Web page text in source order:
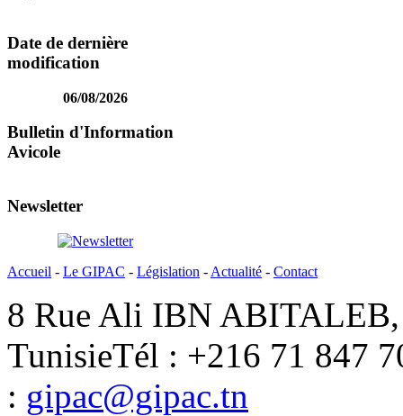
Date de dernière
modification
06/08/2026
Bulletin d'Information
Avicole
Newsletter
Accueil - Le GIPAC - Législation - Actualité - Contact
8 Rue Ali IBN ABITALEB,
TunisieTél : +216 71 847
: gipac@gipac.tn